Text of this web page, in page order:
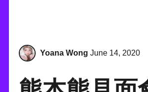
Yoana Wong June 14, 2020